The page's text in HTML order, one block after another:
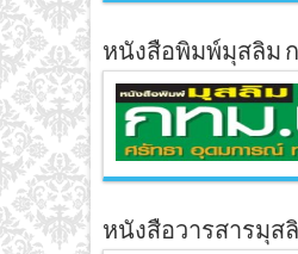
หนังสือพิมพ์มุสลิม
หนังสือวารสารมุส